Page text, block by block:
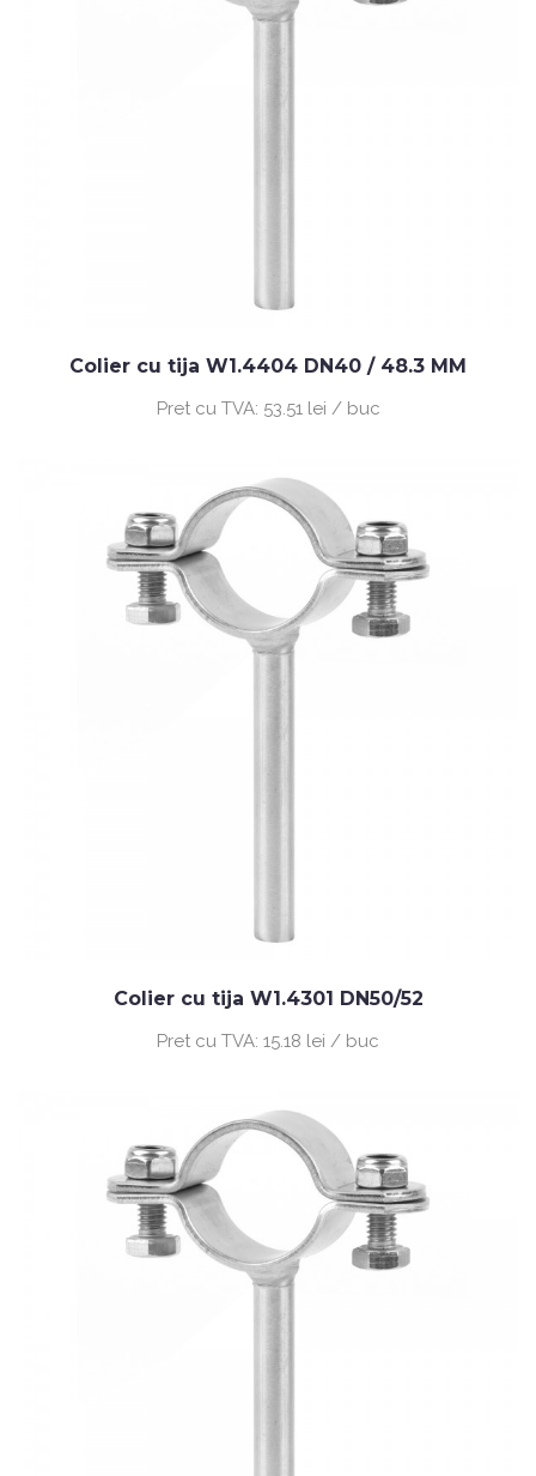
Colier cu tija W1.4404 DN40 / 48.3 MM
Pret cu TVA: 53.51 lei / buc
Colier cu tija W1.4301 DN50/52
Pret cu TVA: 15.18 lei / buc